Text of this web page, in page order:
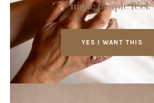
make people feel."
YES I WANT THIS